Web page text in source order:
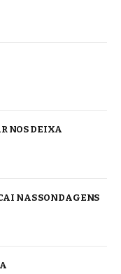
NOS DEIXA
NAS SONDAGENS